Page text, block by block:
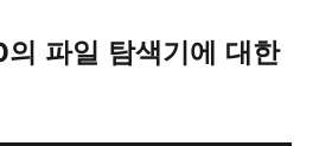
파일 탐색기에 대한